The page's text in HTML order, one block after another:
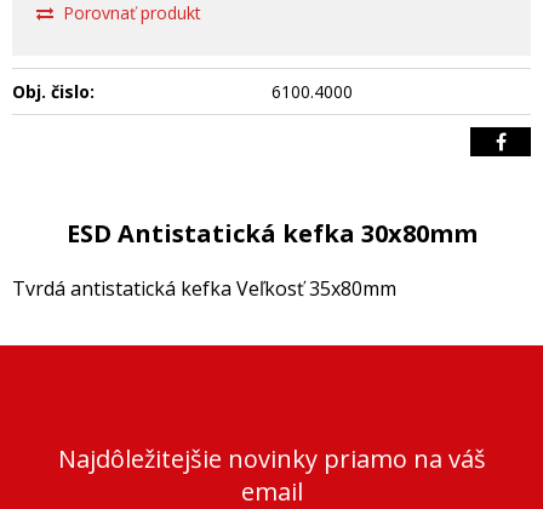
Porovnať produkt
Obj. čislo: 6100.4000
ESD Antistatická kefka 30x80mm
Tvrdá antistatická kefka Veľkosť 35x80mm
Najdôležitejšie novinky priamo na váš
email